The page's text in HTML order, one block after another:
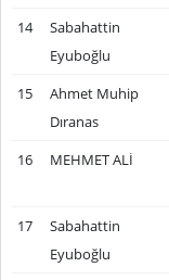
14
Sabahattin
Eyuboğlu
15
Ahmet Muhip
Dıranas
16 MEHMET ALİ
17
Sabahattin
Eyuboğlu